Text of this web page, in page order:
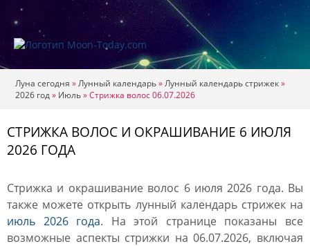
Луна сегодня »Лунный календарь»Лунный календарь стрижек»
2026 год» Июль»Стрижка волос 06.07.2026
СТРИЖКА ВОЛОС И ОКРАШИВАНИЕ 6 ИЮЛЯ
2026 ГОДА
Стрижка и окрашивание волос 6 июля 2026 года. Вы
также можете открыть лунный календарь стрижек на
июль 2026 года. На этой странице показаны все
возможные аспекты стрижки на 06.07.2026, включая